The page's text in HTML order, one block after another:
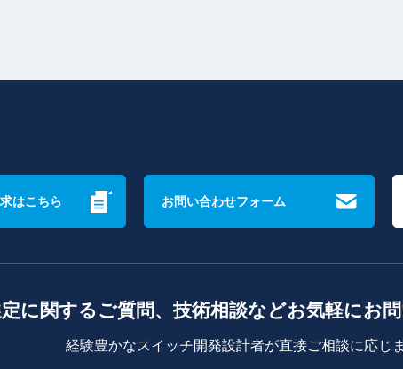
はこちら お問い合わせフォーム
に関するご質問、技術相談などお気軽にお
経験豊かなスイッチ開発設計者が直接ご相談に応じま